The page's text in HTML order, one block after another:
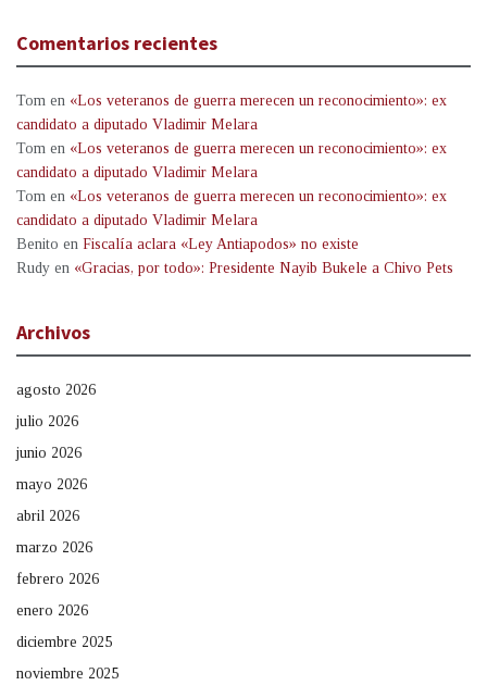
Comentarios recientes
Tom en «Los veteranos de guerra merecen un reconocimiento»: ex
candidato a diputado Vladimir Melara
Tom en «Los veteranos de guerra merecen un reconocimiento»: ex
candidato a diputado Vladimir Melara
Tom en «Los veteranos de guerra merecen un reconocimiento»: ex
candidato a diputado Vladimir Melara
Benito en Fiscalía aclara «Ley Antiapodos» no existe
Rudy en «Gracias, por todo»: Presidente Nayib Bukele a Chivo Pets
Archivos
agosto 2026
julio 2026
junio 2026
mayo 2026
abril 2026
marzo 2026
febrero 2026
enero 2026
diciembre 2025
noviembre 2025